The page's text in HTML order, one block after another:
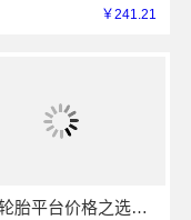
￥241.21
知名轮胎平台价格之选：湖北省腾冠畅实业贸易有限公司